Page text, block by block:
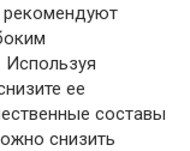
рекомендуют
Используя
ее
составы
снизить